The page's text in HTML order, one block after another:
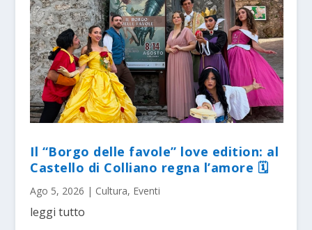
Il “Borgo delle favole” love edition: al
Castello di Colliano regna l’amore 🗓
Ago 5, 2026 | Cultura, Eventi
leggi tutto